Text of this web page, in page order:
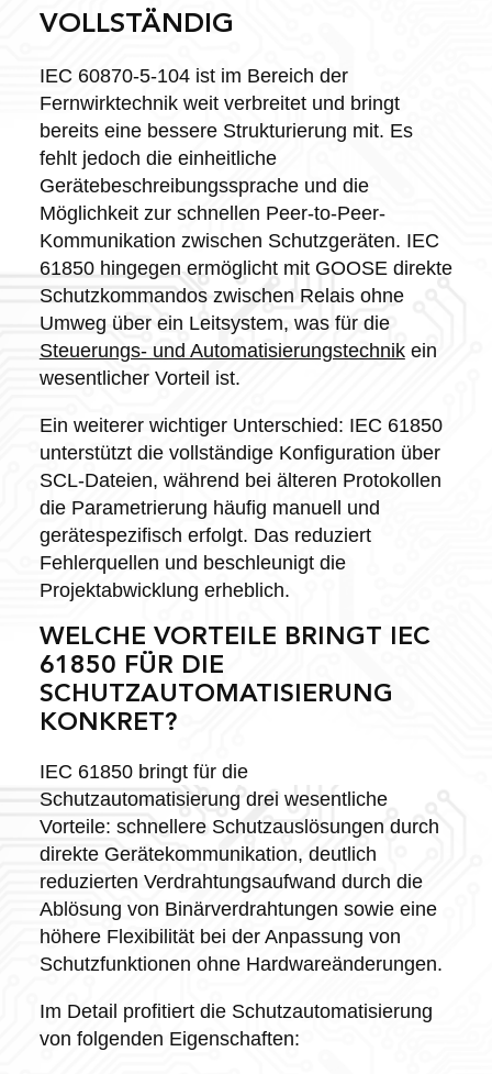
VOLLSTÄNDIG
IEC 60870-5-104 ist im Bereich der
Fernwirktechnik weit verbreitet und bringt
bereits eine bessere Strukturierung mit. Es
fehlt jedoch die einheitliche
Gerätebeschreibungssprache und die
Möglichkeit zur schnellen Peer-to-Peer-
Kommunikation zwischen Schutzgeräten. IEC
61850 hingegen ermöglicht mit GOOSE direkte
Schutzkommandos zwischen Relais ohne
Umweg über ein Leitsystem, was für die
Steuerungs- und Automatisierungstechnikein
wesentlicher Vorteil ist.
Ein weiterer wichtiger Unterschied: IEC 61850
unterstützt die vollständige Konfiguration über
SCL-Dateien, während bei älteren Protokollen
die Parametrierung häufig manuell und
gerätespezifisch erfolgt. Das reduziert
Fehlerquellen und beschleunigt die
Projektabwicklung erheblich.
WELCHE VORTEILE BRINGT IEC
61850 FÜR DIE
SCHUTZAUTOMATISIERUNG
KONKRET?
IEC 61850 bringt für die
Schutzautomatisierung drei wesentliche
Vorteile: schnellere Schutzauslösungen durch
direkte Gerätekommunikation, deutlich
reduzierten Verdrahtungsaufwand durch die
Ablösung von Binärverdrahtungen sowie eine
höhere Flexibilität bei der Anpassung von
Schutzfunktionen ohne Hardwareänderungen.
Im Detail profitiert die Schutzautomatisierung
von folgenden Eigenschaften: